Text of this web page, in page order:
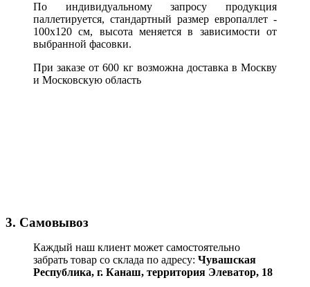
По индивидуальному запросу продукция
паллетируется, стандартный размер европаллет -
100х120 см, высота меняется в зависимости от
выбранной фасовки.
При заказе от 600 кг возможна доставка в Москву
и Московскую область
3. Самовывоз
Каждый наш клиент может самостоятельно
забрать товар со склада по адресу: Чувашская
Республика, г. Канаш, территория Элеватор, 18